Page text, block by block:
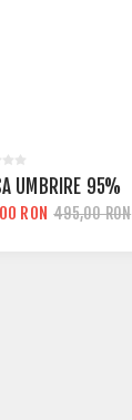
UMBRIRE 95%
RON 495,00 RON